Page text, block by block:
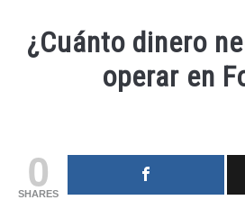
HOME ESPAÑOLA
LA INVERSIÓN
¿Cuánto dinero
operar en
in0
SHARES